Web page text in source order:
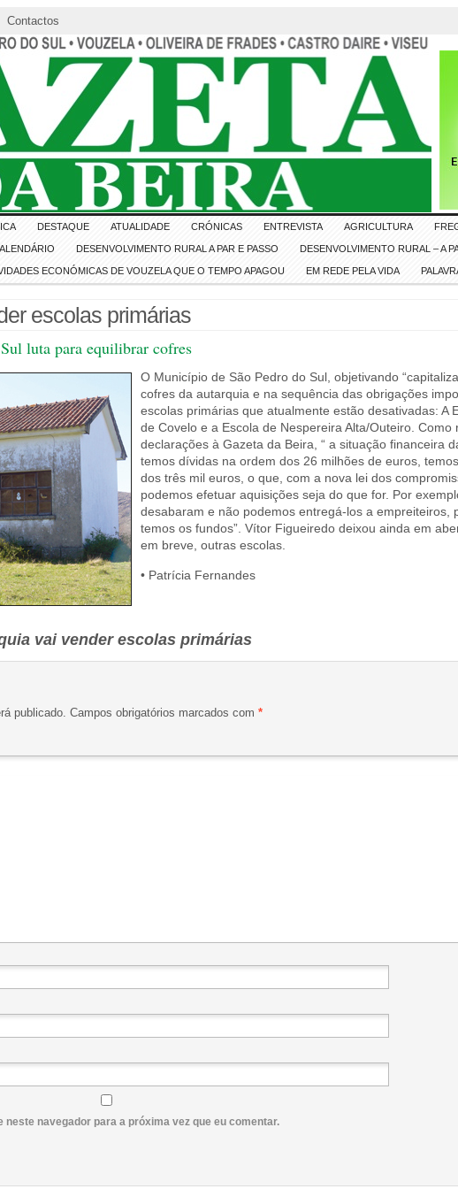
Contactos
DESTAQUE ATUALIDADE CRÓNICAS ENTREVISTA AGRICULTURA
DESENVOLVIMENTO RURAL A PAR E PASSO DESENVOLVIMENTO RURAL – A
ECONÓMICAS DE VOUZELA QUE O TEMPO APAGOU EM REDE PELA VIDA
escolas primárias
luta para equilibrar cofres
O Município de São Pedro do Sul, objetivando
cofres da autarquia e na sequência das obrigações
escolas primárias que atualmente estão desativadas: A
de Covelo e a Escola de Nespereira Alta/Outeiro.
declarações à Gazeta da Beira, “ a situação financeira
temos dívidas na ordem dos 26 milhões de euros,
dos três mil euros, o que, com a nova lei dos
podemos efetuar aquisições seja do que for. Por
desabaram e não podemos entregá-los a empreiteiros,
temos os fundos”. Vítor Figueiredo deixou ainda em
em breve, outras escolas.
• Patrícia Fernandes
vai vender escolas primárias
publicado. Campos obrigatórios marcados com *
neste navegador para a próxima vez que eu comentar.